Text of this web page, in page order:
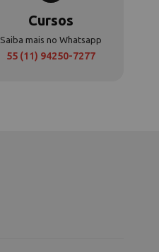
Cursos
Saiba mais no Whatsapp
55 (11) 94250-7277